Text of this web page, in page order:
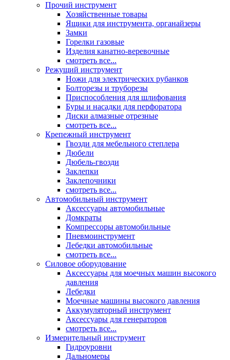
Прочий инструмент
Хозяйственные товары
Ящики для инструмента, органайзеры
Замки
Горелки газовые
Изделия канатно-веревочные
смотреть все...
Режущий инструмент
Ножи для электрических рубанков
Болторезы и труборезы
Приспособления для шлифования
Буры и насадки для перфоратора
Диски алмазные отрезные
смотреть все...
Крепежный инструмент
Гвозди для мебельного степлера
Дюбели
Дюбель-гвозди
Заклепки
Заклепочники
смотреть все...
Автомобильный инструмент
Аксессуары автомобильные
Домкраты
Компрессоры автомобильные
Пневмоинструмент
Лебедки автомобильные
смотреть все...
Силовое оборудование
Аксессуары для моечных машин высокого
давления
Лебедки
Моечные машины высокого давления
Аккумуляторный инструмент
Аксессуары для генераторов
смотреть все...
Измерительный инструмент
Гидроуровни
Дальномеры